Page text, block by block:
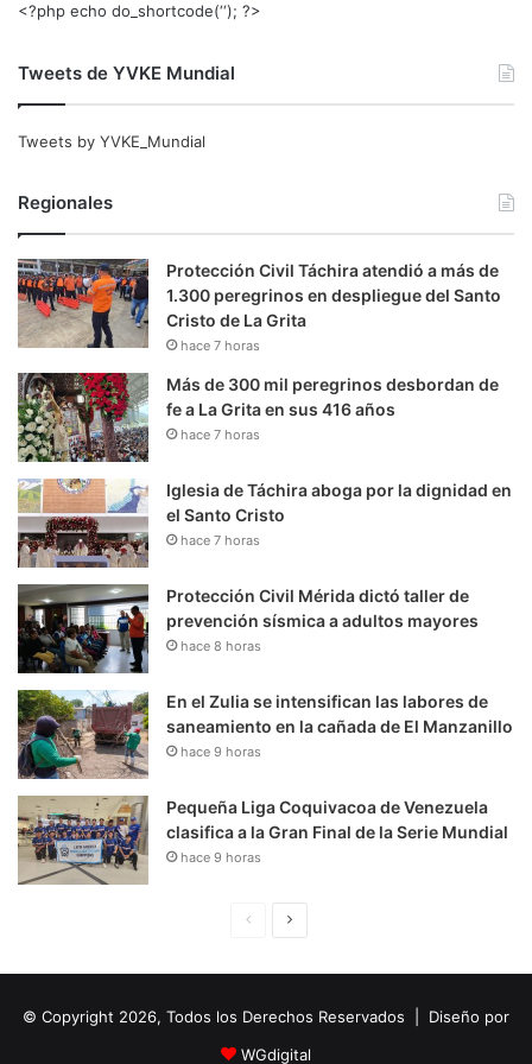
<?php echo do_shortcode(‘‘); ?>
Tweets de YVKE Mundial
Tweets by YVKE_Mundial
Regionales
Protección Civil Táchira atendió a más de
1.300 peregrinos en despliegue del Santo
Cristo de La Grita
hace 7 horas
Más de 300 mil peregrinos desbordan de
fe a La Grita en sus 416 años
hace 7 horas
Iglesia de Táchira aboga por la dignidad en
el Santo Cristo
hace 7 horas
Protección Civil Mérida dictó taller de
prevención sísmica a adultos mayores
hace 8 horas
En el Zulia se intensifican las labores de
saneamiento en la cañada de El Manzanillo
hace 9 horas
Pequeña Liga Coquivacoa de Venezuela
clasifica a la Gran Final de la Serie Mundial
hace 9 horas
i
n
u
i
© Copyright 2026, Todos los Derechos Reservados | Diseño por
WGdigital